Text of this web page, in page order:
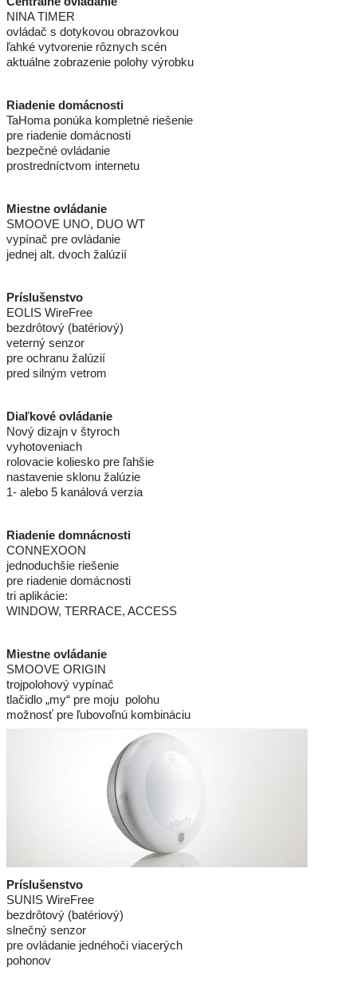
NINA TIMER
ovládač s dotykovou obrazovkou
ľahké vytvorenie rôznych scén
aktuálne zobrazenie polohy výrobku
Riadenie domácnosti
TaHoma ponúka kompletné riešenie
pre riadenie domácnosti
bezpečné ovládanie
prostredníctvom internetu
Miestne ovládanie
SMOOVE UNO, DUO WT
vypínač pre ovládanie
jednej alt. dvoch žalúzií
Príslušenstvo
EOLIS WireFree
bezdrôtový (batériový)
veterný senzor
pre ochranu žalúzií
pred silným vetrom
Diaľkové ovládanie
Nový dizajn v štyroch
vyhotoveniach
rolovacie koliesko pre ľahšie
nastavenie sklonu žalúzie
1- alebo 5 kanálová verzia
Riadenie domnácnosti
CONNEXOON
jednoduchšie riešenie
pre riadenie domácnosti
tri aplikácie:
WINDOW, TERRACE, ACCESS
Miestne ovládanie
SMOOVE ORIGIN
trojpolohový vypínač
tlačidlo „my“ pre moju polohu
možnosť pre ľubovoľnú kombináciu
Príslušenstvo
SUNIS WireFree
bezdrôtový (batériový)
slnečný senzor
pre ovládanie jednéhoči viacerých
pohonov